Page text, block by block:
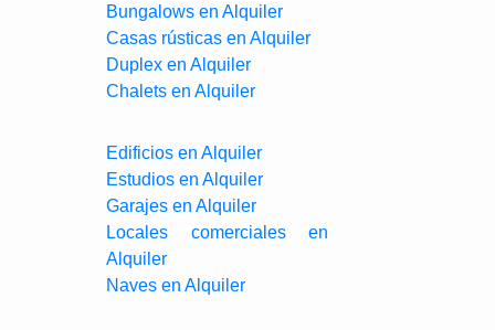
Bungalows en Alquiler
Casas rústicas en Alquiler
Duplex en Alquiler
Chalets en Alquiler
Edificios en Alquiler
Estudios en Alquiler
Garajes en Alquiler
Locales comerciales en
Alquiler
Naves en Alquiler